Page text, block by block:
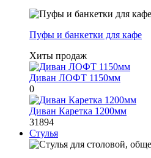
Пуфы и банкетки для кафе
Хиты продаж
Диван ЛОФТ 1150мм
0
Диван Каретка 1200мм
31894
Стулья